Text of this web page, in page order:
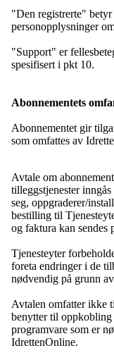
"Den registrerte" betyr
personopplysninger
"Support" er
spesifisert i pkt 10.
Abonnementets
Abonnementet gir
som omfattes av
Avtale om
tilleggstjenester
seg, oppgraderer/
bestilling til
og faktura kan sendes
Tjenesteyter
foreta endringer i de
nødvendig på grunn
Avtalen omfatter ikke
benytter til
programvare som er
IdrettenOnline.